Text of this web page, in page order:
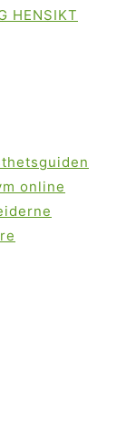
HENSIKT
online